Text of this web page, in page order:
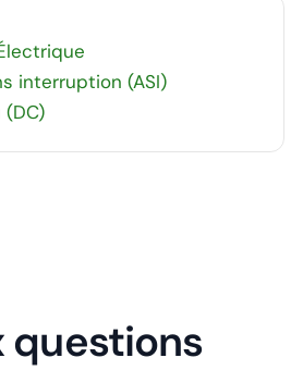
interruption (ASI)
questions